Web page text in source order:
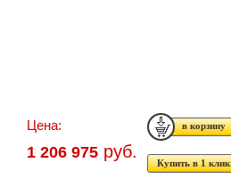
Цена:
1 206 975 руб.
Купить в 1 клик